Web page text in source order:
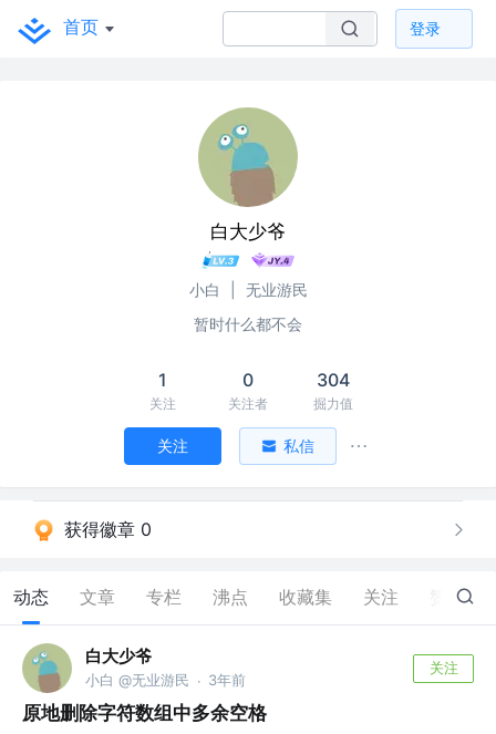
首页 登录
白大少爷
小白
无业游民
暂时什么都不会
1
关注
0
关注者
304
掘力值
关注 私信
获得徽章 0
动态 文章 专栏 沸点 收藏集 关注 0
白大少爷
小白 @无业游民 · 3年前
关注
原地删除字符数组中多余空格